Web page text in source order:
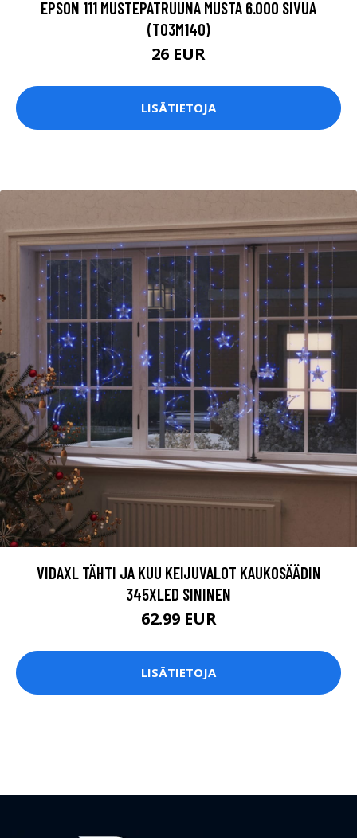
EPSON 111 MUSTEPATRUUNA MUSTA 6.000 SIVUA
(T03M140)
26 EUR
LISÄTIETOJA
VIDAXL TÄHTI JA KUU KEIJUVALOT KAUKOSÄÄDIN
345XLED SININEN
62.99 EUR
LISÄTIETOJA